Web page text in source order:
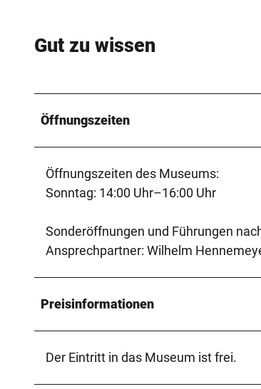
Gut zu wissen
Öffnungszeiten
Öffnungszeiten des Museums:
Sonntag: 14:00 Uhr–16:00 Uhr
Sonderöffnungen und Führungen
Ansprechpartner: Wilhelm
Preisinformationen
Der Eintritt in das Museum ist frei.